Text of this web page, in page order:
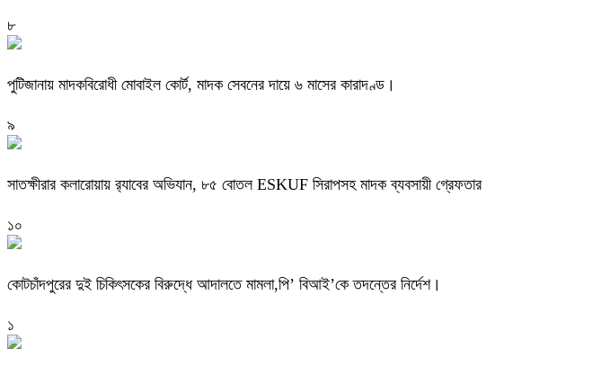
৮
পুটিজানায় মাদকবিরোধী মোবাইল কোর্ট, মাদক সেবনের দায়ে ৬ মাসের কারাদণ্ড।
৯
সাতক্ষীরার কলারোয়ায় র‍্যাবের অভিযান, ৮৫ বোতল ESKUF সিরাপসহ মাদক ব্যবসায়ী গ্রেফতার
১০
কোটচাঁদপুরের দুই চিকিৎসকের বিরুদ্ধে আদালতে মামলা,পি’ বিআই’কে তদন্তের নির্দেশ।
১